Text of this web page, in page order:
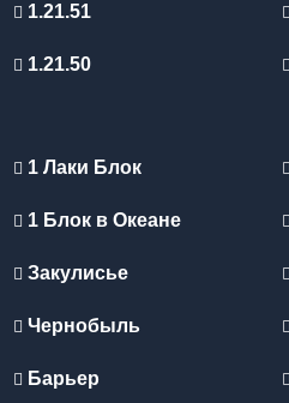
1.21.51
1.21.50
1 Лаки Блок
1 Блок в Океане
Закулисье
Чернобыль
Барьер